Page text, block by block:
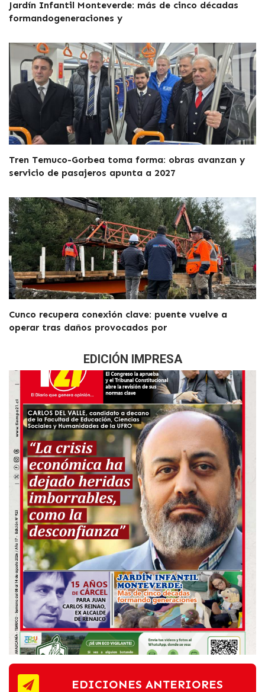
Jardín Infantil Monteverde: más de cinco décadas
formandogeneraciones y
Tren Temuco-Gorbea toma forma: obras avanzan y
servicio de pasajeros apunta a 2027
Cunco recupera conexión clave: puente vuelve a
operar tras daños provocados por
EDICIÓN IMPRESA
EDICIONES ANTERIORES